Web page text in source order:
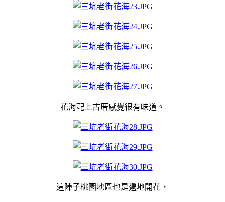
花海配上古厝感覺很有味道。
這陣子桃園地區也是遍地開花，